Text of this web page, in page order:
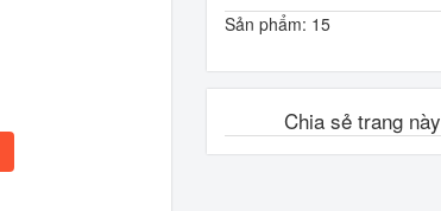
Sản phẩm: 15
Chia sẻ trang này